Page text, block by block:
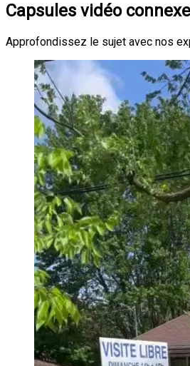
Capsules vidéo
Approfondissez le sujet avec nos